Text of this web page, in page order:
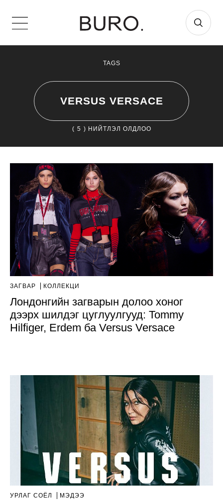
TAGS
VERSUS VERSACE
( 5 ) НИЙТЛЭЛ ОЛДЛОО
ЗАГВАР КОЛЛЕКЦИ
Лондонгийн загварын долоо хоног
дээрх шилдэг цуглуулгууд: Tommy
Hilfiger, Erdem ба Versus Versace
УРЛАГ СОЁЛ МЭДЭЭ